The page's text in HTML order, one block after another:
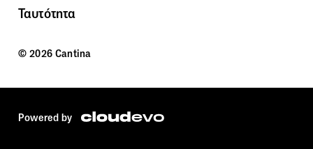
Ταυτότητα
© 2026 Cantina
Powered by